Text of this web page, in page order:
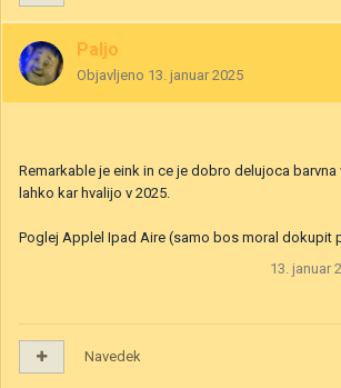
Paljo
Objavljeno 13. januar 2025
Remarkable je eink in ce je dobro delujoca barvna
lahko kar hvalijo v 2025.
Poglej Applel Ipad Aire (samo bos moral dokupit
13. januar
Navedek